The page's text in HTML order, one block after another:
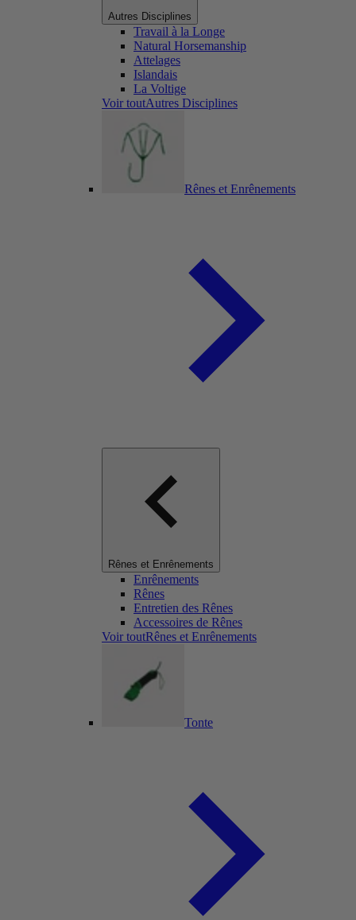
Autres Disciplines
Travail à la Longe
Natural Horsemanship
Attelages
Islandais
La Voltige
Voir toutAutres Disciplines
Rênes et Enrênements
Rênes et Enrênements
Enrênements
Rênes
Entretien des Rênes
Accessoires de Rênes
Voir toutRênes et Enrênements
Tonte